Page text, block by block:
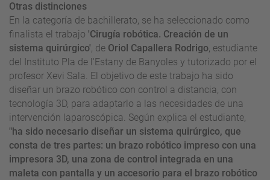
Otras distinciones
En la categoría de bachillerato, se ha seleccionado como
finalista el trabajo 'Cirugía robótica. Creación de un
sistema quirúrgico', de Oriol Capallera Rodrigo, estudiante
del Instituto Pla de l'Estany de Banyoles y tutorizado por el
profesor Xevi Sala. El objetivo de este trabajo ha sido
diseñar un brazo robótico con control a distancia, con
tecnología 3D, para adaptarlo a las necesidades de una
intervención laparoscópica. Según explica el estudiante,
"ha sido necesario diseñar un sistema quirúrgico, que
consta de tres partes: un brazo robótico impreso con una
impresora 3D, una zona de control integrada en una
maleta con pantalla y un accesorio para el brazo robótico